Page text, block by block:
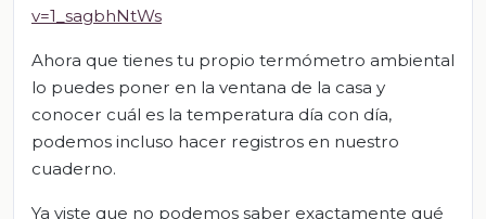
v=1_sagbhNtWs
Ahora que tienes tu propio termómetro ambiental
lo puedes poner en la ventana de la casa y
conocer cuál es la temperatura día con día,
podemos incluso hacer registros en nuestro
cuaderno.
Ya viste que no podemos saber exactamente qué